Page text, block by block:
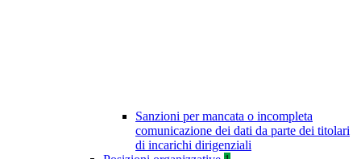
Sanzioni per mancata o incompleta
comunicazione dei dati da parte dei titolari
di incarichi dirigenziali